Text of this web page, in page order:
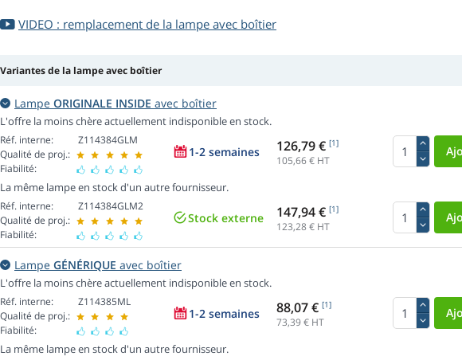
VIDEO : remplacement de la lampe avec boîtier
Variantes de la lampe avec boîtier
Lampe ORIGINALE INSIDE avec boîtier
L'offre la moins chère actuellement indisponible en stock.
Réf. interne:
Qualité de proj.:
Fiabilité:
Z114384GLM
1-2 semaines 126,79 € [1]
105,66€ HT
La même lampe en stock d'un autre fournisseur.
Réf. interne:
Qualité de proj.:
Fiabilité:
Z114384GLM2
Stock externe 147,94 € [1]
123,28€ HT
Lampe GÉNÉRIQUE avec boîtier
L'offre la moins chère actuellement indisponible en stock.
Réf. interne:
Qualité de proj.:
Fiabilité:
Z114385ML
1-2 semaines 88,07 € [1]
73,39€ HT
La même lampe en stock d'un autre fournisseur.